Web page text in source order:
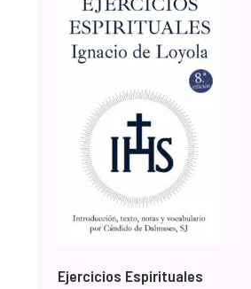
Ejercicios Espirituales